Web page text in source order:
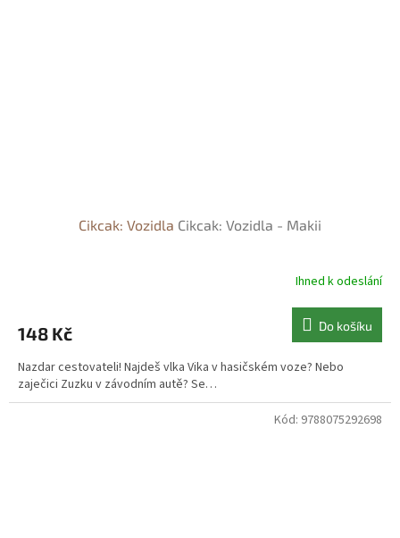
Cikcak: Vozidla Cikcak: Vozidla - Makii
Ihned k odeslání
148 Kč Do košíku
Nazdar cestovateli! Najdeš vlka Vika v hasičském voze? Nebo
zaječici Zuzku v závodním autě? Se…
Kód: 9788075292698